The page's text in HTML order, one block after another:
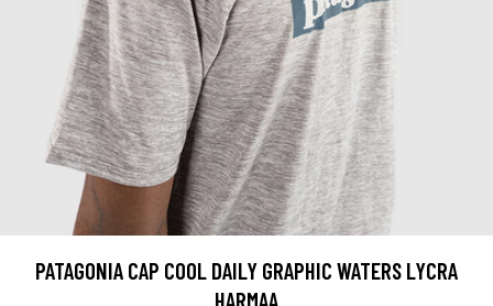
PATAGONIA CAP COOL DAILY GRAPHIC WATERS LYCRA
HARMAA